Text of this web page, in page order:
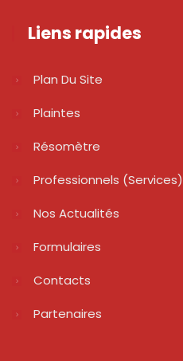
Liens rapides
Plan Du Site
Plaintes
Résomètre
Professionnels (services)
Nos Actualités
Formulaires
Contacts
Partenaires